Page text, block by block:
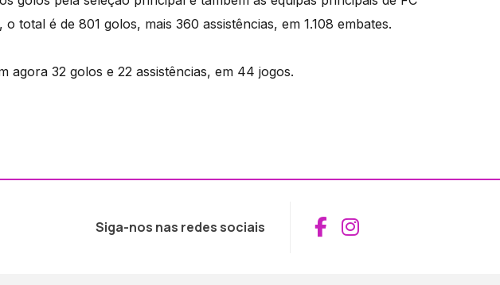
total é de 801 golos, mais 360 assistências, em 1.108 embates.
agora 32 golos e 22 assistências, em 44 jogos.
Siga-nos nas redes sociais Aceder ao
Aceder ao